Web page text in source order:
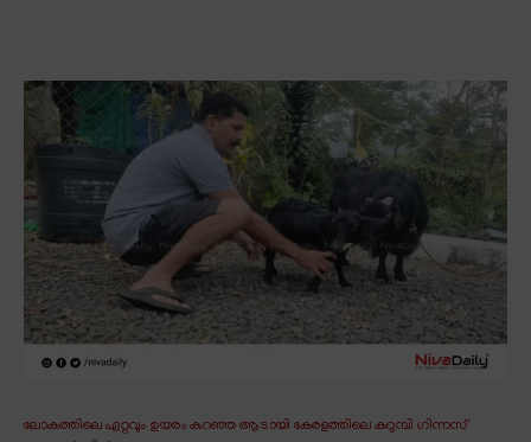
ലോകത്തിലെ ഏറ്റവും ഉയരം കുറഞ്ഞ ആടായി കേരളത്തിലെ കറുമ്പി ഗിന്നസ്